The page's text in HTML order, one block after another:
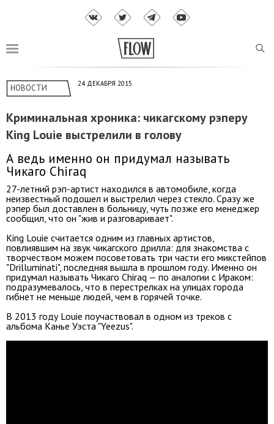
НОВОСТИ 24 ДЕКАБРЯ 2015
Криминальная хроника: чикагскому рэперу
King Louie выстрелили в голову
А ведь именно он придумал называть
Чикаго Chiraq
27-летний рэп-артист находился в автомобиле, когда
неизвестный подошел и выстрелил через стекло. Сразу же
рэпер был доставлен в больницу, чуть позже его менеджер
сообщил, что он "жив и разговаривает".
King Louie считается одним из главных артистов,
повлиявшим на звук чикагского дрилла: для знакомства с
творчеством можем посоветовать три части его микстейпов
"Drilluminati", последняя вышла в прошлом году. Именно он
придумал называть Чикаго Chiraq — по аналогии с Ираком:
подразумевалось, что в перестрелках на улицах города
гибнет не меньше людей, чем в горячей точке.
В 2013 году Louie поучаствовал в одном из треков с
альбома Канье Уэста "Yeezus".